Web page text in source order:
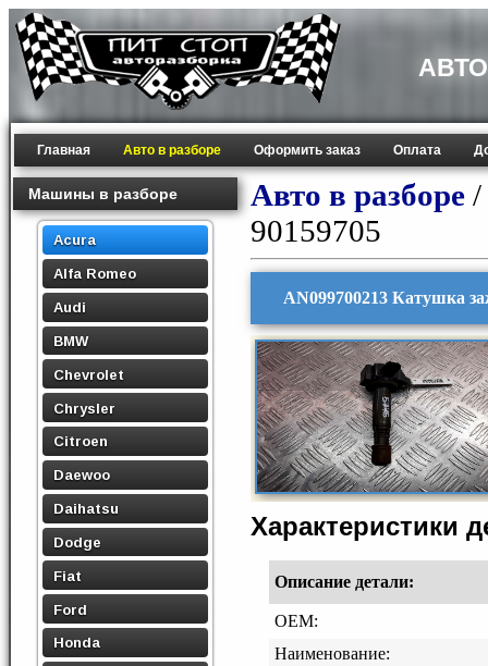
Главная Авто в разборе Оформить заказ Оплата
Машины в разборе
Acura
Alfa Romeo
Audi
BMW
Chevrolet
Chrysler
Citroen
Daewoo
Daihatsu
Dodge
Fiat
Ford
Honda
Авто в разборе /
90159705
AN099700213 Катушка
Характеристики
Описание детали:
OEM:
Наименование: